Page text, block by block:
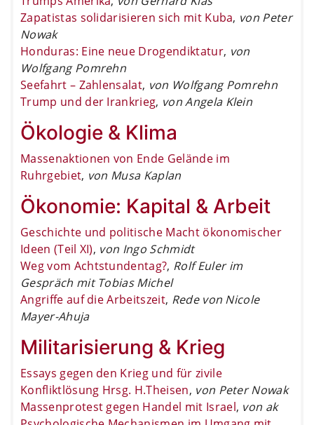
Zapatistas solidarisieren sich mit Kuba, von Peter
Nowak
Honduras: Eine neue Drogendiktatur, von
Wolfgang Pomrehn
Seefahrt – Zahlensalat, von Wolfgang Pomrehn
Trump und der Irankrieg, von Angela Klein
Ökologie & Klima
Massenaktionen von Ende Gelände im
Ruhrgebiet, von Musa Kaplan
Ökonomie: Kapital & Arbeit
Geschichte und politische Macht ökonomischer
Ideen (Teil XI), von Ingo Schmidt
Weg vom Achtstundentag?, Rolf Euler im
Gespräch mit Tobias Michel
Angriffe auf die Arbeitszeit, Rede von Nicole
Mayer-Ahuja
Militarisierung & Krieg
Essays gegen den Krieg und für zivile
Konfliktlösung Hrsg. H.Theisen, von Peter Nowak
Massenprotest gegen Handel mit Israel, von ak